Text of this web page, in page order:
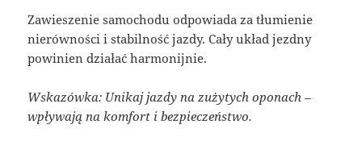
Zawieszenie samochodu odpowiada za tłumienie
nierówności i stabilność jazdy. Cały układ jezdny
powinien działać harmonijnie.
Wskazówka: Unikaj jazdy na zużytych oponach –
wpływają na komfort i bezpieczeństwo.